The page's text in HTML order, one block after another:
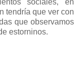
sociales, en
tendría que ver con
que observamos
estorninos.